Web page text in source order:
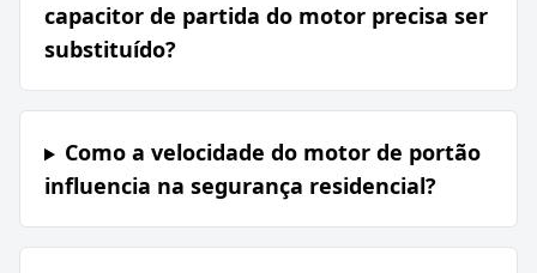
capacitor de partida do motor precisa ser
substituído?
Como a velocidade do motor de portão
influencia na segurança residencial?